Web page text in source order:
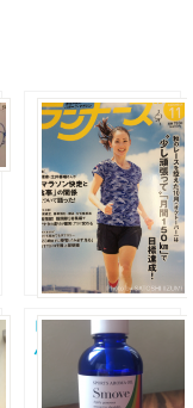
ビブラムランナーさ
ん足底筋膜炎にご注
意を！